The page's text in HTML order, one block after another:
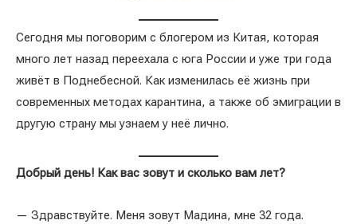
Сегодня мы поговорим с блогером из Китая, которая
много лет назад переехала с юга России и уже три года
живёт в Поднебесной. Как изменилась её жизнь при
современных методах карантина, а также об эмиграции в
другую страну мы узнаем у неё лично.
Добрый день! Как вас зовут и сколько вам лет?
— Здравствуйте. Меня зовут Мадина, мне 32 года.